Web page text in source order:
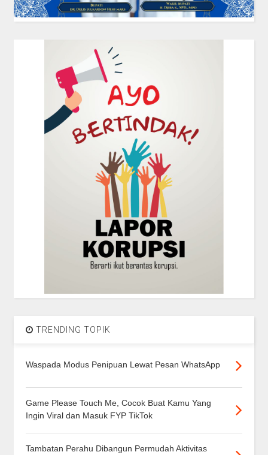
TRENDING TOPIK
Waspada Modus Penipuan Lewat Pesan WhatsApp
Game Please Touch Me, Cocok Buat Kamu Yang
Ingin Viral dan Masuk FYP TikTok
Tambatan Perahu Dibangun Permudah Aktivitas